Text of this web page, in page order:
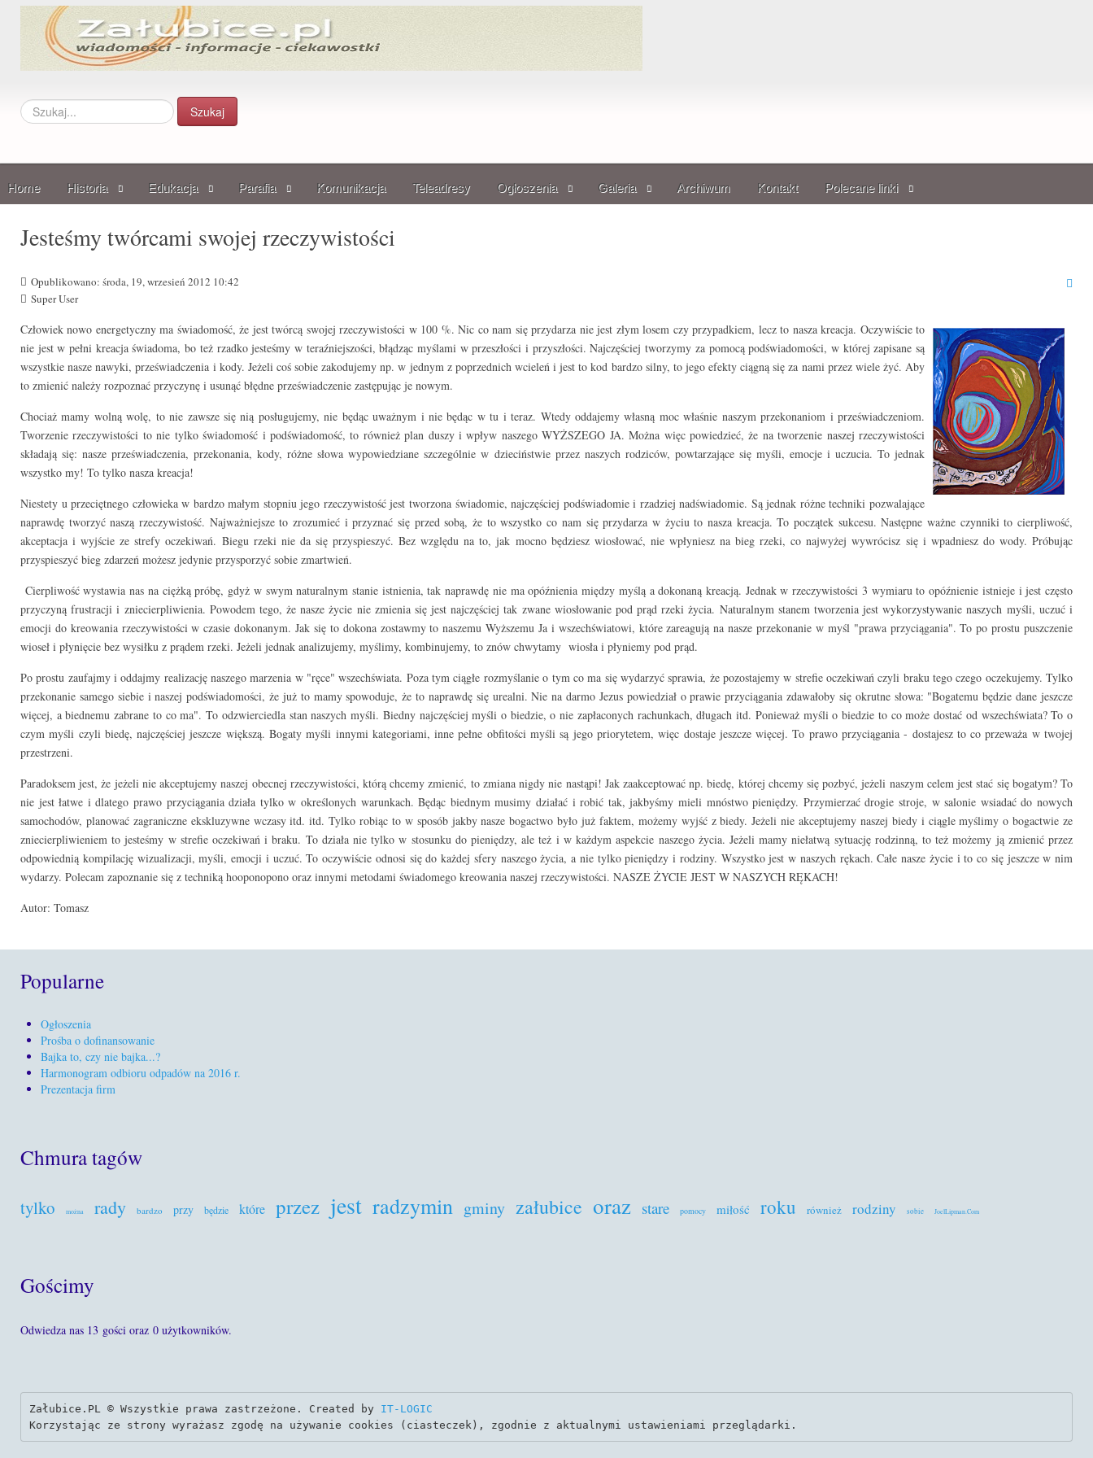
Szukaj... Szukaj
Home Historia Edukacja Parafia Komunikacja Teleadresy Ogłoszenia Galeria Archiwum Kontakt Polecane linki
Jesteśmy twórcami swojej rzeczywistości
Opublikowano: środa, 19, wrzesień 2012 10:42
Super User
Człowiek nowo energetyczny ma świadomość, że jest twórcą swojej rzeczywistości w 100 %. Nic co nam się przydarza nie jest złym losem czy przypadkiem, lecz to nasza kreacja. Oczywiście to
nie jest w pełni kreacja świadoma, bo też rzadko jesteśmy w teraźniejszości, błądząc myślami w przeszłości i przyszłości. Najczęściej tworzymy za pomocą podświadomości, w której zapisane są
wszystkie nasze nawyki, przeświadczenia i kody. Jeżeli coś sobie zakodujemy np. w jednym z poprzednich wcieleń i jest to kod bardzo silny, to jego efekty ciągną się za nami przez wiele żyć. Aby
to zmienić należy rozpoznać przyczynę i usunąć błędne przeświadczenie zastępując je nowym.
Chociaż mamy wolną wolę, to nie zawsze się nią posługujemy, nie będąc uważnym i nie będąc w tu i teraz. Wtedy oddajemy własną moc właśnie naszym przekonaniom i przeświadczeniom.
Tworzenie rzeczywistości to nie tylko świadomość i podświadomość, to również plan duszy i wpływ naszego WYŻSZEGO JA. Można więc powiedzieć, że na tworzenie naszej rzeczywistości
składają się: nasze przeświadczenia, przekonania, kody, różne słowa wypowiedziane szczególnie w dzieciństwie przez naszych rodziców, powtarzające się myśli, emocje i uczucia. To jednak
wszystko my! To tylko nasza kreacja!
Niestety u przeciętnego człowieka w bardzo małym stopniu jego rzeczywistość jest tworzona świadomie, najczęściej podświadomie i rzadziej nadświadomie. Są jednak różne techniki pozwalające
naprawdę tworzyć naszą rzeczywistość. Najważniejsze to zrozumieć i przyznać się przed sobą, że to wszystko co nam się przydarza w życiu to nasza kreacja. To początek sukcesu. Następne ważne czynniki to cierpliwość,
akceptacja i wyjście ze strefy oczekiwań. Biegu rzeki nie da się przyspieszyć. Bez względu na to, jak mocno będziesz wiosłować, nie wpłyniesz na bieg rzeki, co najwyżej wywrócisz się i wpadniesz do wody. Próbując
przyspieszyć bieg zdarzeń możesz jedynie przysporzyć sobie zmartwień.
Cierpliwość wystawia nas na ciężką próbę, gdyż w swym naturalnym stanie istnienia, tak naprawdę nie ma opóźnienia między myślą a dokonaną kreacją. Jednak w rzeczywistości 3 wymiaru to opóźnienie istnieje i jest często
przyczyną frustracji i zniecierpliwienia. Powodem tego, że nasze życie nie zmienia się jest najczęściej tak zwane wiosłowanie pod prąd rzeki życia. Naturalnym stanem tworzenia jest wykorzystywanie naszych myśli, uczuć i
emocji do kreowania rzeczywistości w czasie dokonanym. Jak się to dokona zostawmy to naszemu Wyższemu Ja i wszechświatowi, które zareagują na nasze przekonanie w myśl "prawa przyciągania". To po prostu puszczenie
wioseł i płynięcie bez wysiłku z prądem rzeki. Jeżeli jednak analizujemy, myślimy, kombinujemy, to znów chwytamy wiosła i płyniemy pod prąd.
Po prostu zaufajmy i oddajmy realizację naszego marzenia w "ręce" wszechświata. Poza tym ciągłe rozmyślanie o tym co ma się wydarzyć sprawia, że pozostajemy w strefie oczekiwań czyli braku tego czego oczekujemy. Tylko
przekonanie samego siebie i naszej podświadomości, że już to mamy spowoduje, że to naprawdę się urealni. Nie na darmo Jezus powiedział o prawie przyciągania zdawałoby się okrutne słowa: "Bogatemu będzie dane jeszcze
więcej, a biednemu zabrane to co ma". To odzwierciedla stan naszych myśli. Biedny najczęściej myśli o biedzie, o nie zapłaconych rachunkach, długach itd. Ponieważ myśli o biedzie to co może dostać od wszechświata? To o
czym myśli czyli biedę, najczęściej jeszcze większą. Bogaty myśli innymi kategoriami, inne pełne obfitości myśli są jego priorytetem, więc dostaje jeszcze więcej. To prawo przyciągania - dostajesz to co przeważa w twojej
przestrzeni.
Paradoksem jest, że jeżeli nie akceptujemy naszej obecnej rzeczywistości, którą chcemy zmienić, to zmiana nigdy nie nastąpi! Jak zaakceptować np. biedę, której chcemy się pozbyć, jeżeli naszym celem jest stać się bogatym? To
nie jest łatwe i dlatego prawo przyciągania działa tylko w określonych warunkach. Będąc biednym musimy działać i robić tak, jakbyśmy mieli mnóstwo pieniędzy. Przymierzać drogie stroje, w salonie wsiadać do nowych
samochodów, planować zagraniczne ekskluzywne wczasy itd. itd. Tylko robiąc to w sposób jakby nasze bogactwo było już faktem, możemy wyjść z biedy. Jeżeli nie akceptujemy naszej biedy i ciągle myślimy o bogactwie ze
zniecierpliwieniem to jesteśmy w strefie oczekiwań i braku. To działa nie tylko w stosunku do pieniędzy, ale też i w każdym aspekcie naszego życia. Jeżeli mamy niełatwą sytuację rodzinną, to też możemy ją zmienić przez
odpowiednią kompilację wizualizacji, myśli, emocji i uczuć. To oczywiście odnosi się do każdej sfery naszego życia, a nie tylko pieniędzy i rodziny. Wszystko jest w naszych rękach. Całe nasze życie i to co się jeszcze w nim
wydarzy. Polecam zapoznanie się z techniką hooponopono oraz innymi metodami świadomego kreowania naszej rzeczywistości. NASZE ŻYCIE JEST W NASZYCH RĘKACH!
Autor: Tomasz
Popularne
Ogłoszenia
Prośba o dofinansowanie
Bajka to, czy nie bajka...?
Harmonogram odbioru odpadów na 2016 r.
Prezentacja firm
Chmura tagów
tylko można rady bardzo przy będzie które przez jest radzymin gminy załubice oraz stare pomocy miłość roku również rodziny sobie JoelLipman.Com
Gościmy
Odwiedza nas 13 gości oraz 0 użytkowników.
Załubice.PL © Wszystkie prawa zastrzeżone. Created by IT-LOGIC
Korzystając ze strony wyrażasz zgodę na używanie cookies (ciasteczek), zgodnie z aktualnymi ustawieniami przeglądarki.